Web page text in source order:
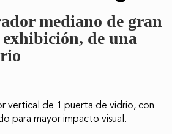
mediano de gran
de una
vertical de 1 puerta de vidrio, con
para mayor impacto visual.